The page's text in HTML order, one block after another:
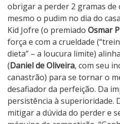
obrigar a perder 2 gramas de
mesmo o pudim no dia do
Kid Jofre (o premiado Osmar
força e com a crueldade
dieta” – a loucura limite)
(Daniel de Oliveira, com seu
canastrão) para se tornar o
desafiador da perfeição. Da
persistência à superioridade.
mitigar a dúvida do perder e